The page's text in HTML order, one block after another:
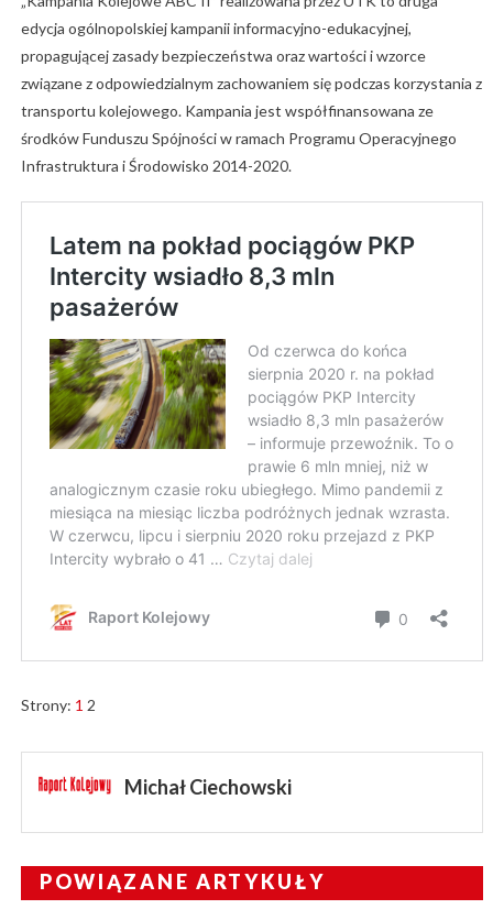
edycja ogólnopolskiej kampanii informacyjno-edukacyjnej,
propagującej zasady bezpieczeństwa oraz wartości i wzorce
związane z odpowiedzialnym zachowaniem się podczas korzystania z
transportu kolejowego. Kampania jest współfinansowana ze
środków Funduszu Spójności w ramach Programu Operacyjnego
Infrastruktura i Środowisko 2014-2020.
Strony: 1 2
Michał Ciechowski
POWIĄZANE ARTYKUŁY